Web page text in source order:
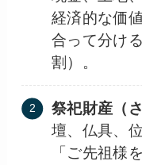
経済的な価
合って分け
割）。
祭祀財産（
壇、仏具、
「ご先祖様